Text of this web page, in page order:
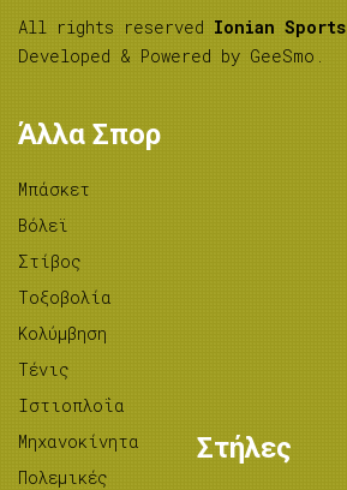
All rights reserved Ionian Sports
Developed & Powered by GeeSmo .
Άλλα Σπορ
Μπάσκετ
Βόλεϊ
Στίβος
Tοξοβολία
Κολύμβηση
Τένις
Ιστιοπλοΐα
Μηχανοκίνητα
Πολεμικές
Στήλες